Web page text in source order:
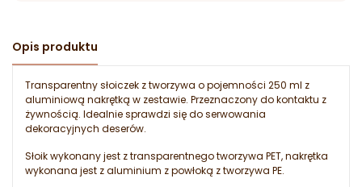
Opis produktu
Transparentny słoiczek z tworzywa o pojemności 250 ml z
aluminiową nakrętką w zestawie. Przeznaczony do kontaktu z
żywnością. Idealnie sprawdzi się do serwowania
dekoracyjnych deserów.
Słoik wykonany jest z transparentnego tworzywa PET, nakrętka
wykonana jest z aluminium z powłoką z tworzywa PE.